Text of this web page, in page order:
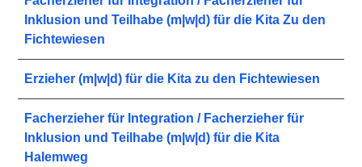
Inklusion und Teilhabe (m|w|d) für die Kita Zu den
Fichtewiesen
Erzieher (m|w|d) für die Kita zu den Fichtewiesen
Facherzieher für Integration / Facherzieher für
Inklusion und Teilhabe (m|w|d) für die Kita
Halemweg